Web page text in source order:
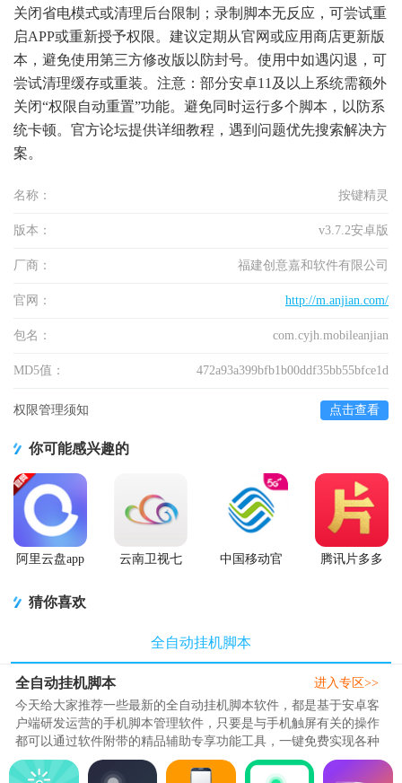
关闭省电模式或清理后台限制；录制脚本无反应，可尝试重
启APP或重新授予权限。建议定期从官网或应用商店更新版
本，避免使用第三方修改版以防封号。使用中如遇闪退，可
尝试清理缓存或重装。注意：部分安卓11及以上系统需额外
关闭“权限自动重置”功能。避免同时运行多个脚本，以防系
统卡顿。官方论坛提供详细教程，遇到问题优先搜索解决方
案。
名称： 按键精灵
版本： v3.7.2安卓版
厂商： 福建创意嘉和软件有限公司
官网： http://m.anjian.com/
包名： com.cyjh.mobileanjian
MD5值： 472a93a399bfb1b00ddf35bb55bfce1d
权限管理须知 点击查看
你可能感兴趣的
阿里云盘app
云南卫视七
中国移动官
腾讯片多多
猜你喜欢
全自动挂机脚本
全自动挂机脚本
今天给大家推荐一些最新的全自动挂机脚本软件，都是基于安卓客
户端研发运营的手机脚本管理软件，只要是与手机触屏有关的操作
都可以通过软件附带的精品辅助专享功能工具，一键免费实现各种
点击操作，让您解放双手轻松游戏。软件内置脚本工具箱，点一
点，脚本导出，界面定制，MQ语言以及强大的抓抓工具，既可以帮
进入专区>>